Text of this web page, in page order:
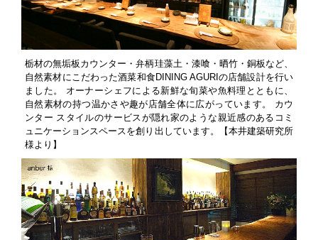
栃材の無垢板カウンター・弁柄珪藻土・漆喰・晒竹・銅板など、
自然素材にこだわった酒菜和食DINING AGURIの店舗設計を行い
ました。 オーナーシェフによる新鮮な旬菜や魚料理とともに、
自然素材の持つ温かさや趣が店舗全体に広がっています。 カウ
ンター スタイルのサービスが隠れ家のような親近感のあるコミ
ュニケーションスペースを創り出しています。【本井建築研究所
様より】